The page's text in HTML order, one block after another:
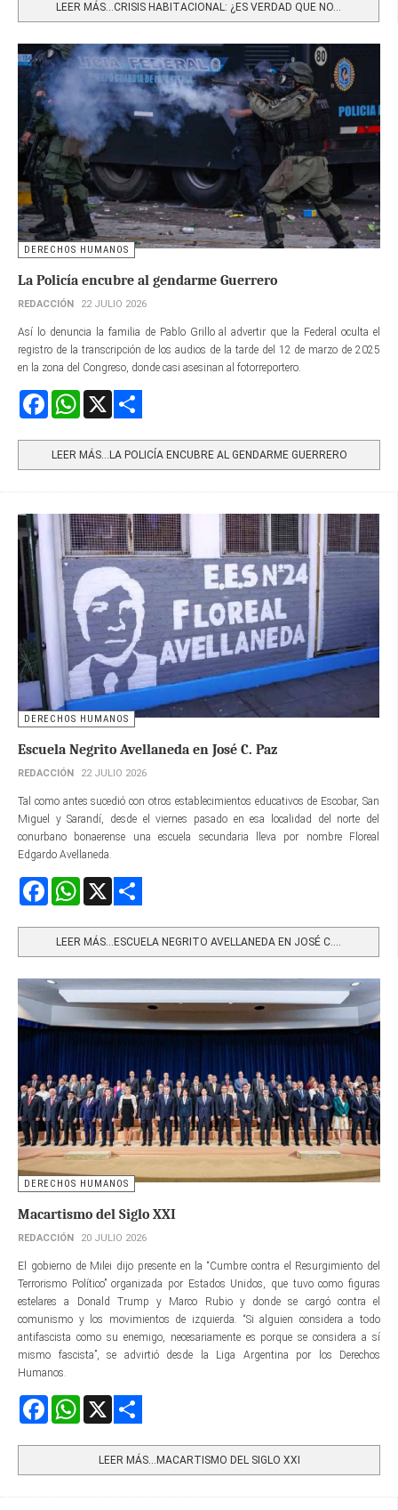
LEER MÁS…CRISIS HABITACIONAL: ¿ES VERDAD QUE NO...
DERECHOS HUMANOS
La Policía encubre al gendarme Guerrero
REDACCIÓN 22 JULIO 2026
Así lo denuncia la familia de Pablo Grillo al advertir que la Federal oculta el
registro de la transcripción de los audios de la tarde del 12 de marzo de 2025
en la zona del Congreso, donde casi asesinan al fotorreportero.
FacebookWhatsApp
LEER MÁS…LA POLICÍA ENCUBRE AL GENDARME GUERRERO
DERECHOS HUMANOS
Escuela Negrito Avellaneda en José C. Paz
REDACCIÓN 22 JULIO 2026
Tal como antes sucedió con otros establecimientos educativos de Escobar, San
Miguel y Sarandí, desde el viernes pasado en esa localidad del norte del
conurbano bonaerense una escuela secundaria lleva por nombre Floreal
Edgardo Avellaneda.
FacebookWhatsApp
LEER MÁS…ESCUELA NEGRITO AVELLANEDA EN JOSÉ C....
DERECHOS HUMANOS
Macartismo del Siglo XXI
REDACCIÓN 20 JULIO 2026
El gobierno de Milei dijo presente en la “Cumbre contra el Resurgimiento del
Terrorismo Político” organizada por Estados Unidos, que tuvo como figuras
estelares a Donald Trump y Marco Rubio y donde se cargó contra el
comunismo y los movimientos de izquierda. “Si alguien considera a todo
antifascista como su enemigo, necesariamente es porque se considera a sí
mismo fascista”, se advirtió desde la Liga Argentina por los Derechos
Humanos.
FacebookWhatsApp
LEER MÁS…MACARTISMO DEL SIGLO XXI